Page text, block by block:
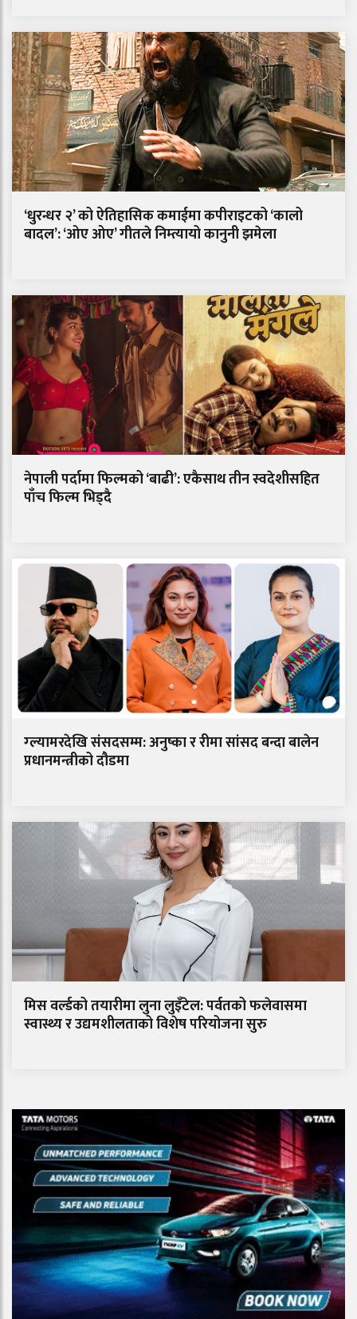
‘धुरन्धर २’ को ऐतिहासिक कमाईमा कपीराइटको ‘कालो
बादल’: ‘ओए ओए’ गीतले निम्त्यायो कानुनी झमेला
नेपाली पर्दामा फिल्मको ‘बाढी’: एकैसाथ तीन स्वदेशीसहित
पाँच फिल्म भिड्दै
ग्ल्यामरदेखि संसदसम्म: अनुष्का र रीमा सांसद बन्दा बालेन
प्रधानमन्त्रीको दौडमा
मिस वर्ल्डको तयारीमा लुना लुइँटेल: पर्वतको फलेवासमा
स्वास्थ्य र उद्यमशीलताको विशेष परियोजना सुरु